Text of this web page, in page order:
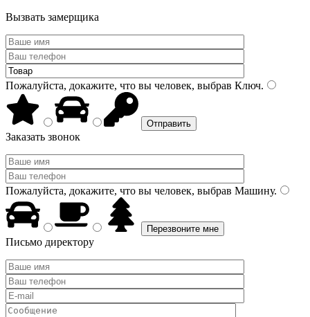
Вызвать замерщика
Пожалуйста, докажите, что вы человек, выбрав Ключ.
Заказать звонок
Пожалуйста, докажите, что вы человек, выбрав Машину.
Письмо директору